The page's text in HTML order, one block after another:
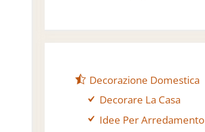
Decorazione Domestica
Decorare La Casa
Idee Per Arredamento